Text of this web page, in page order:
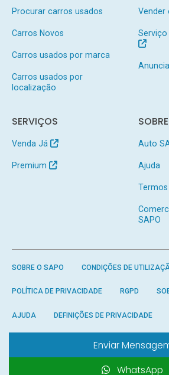
Enviar
WhatsApp
Procurar carros usados
Carros Novos
Carros usados por marca
Carros usados por
localização
Vender
Serviço
SERVIÇOS
Venda Já
Premium
Auto
Ajuda
SAPO
SOBRE O SAPO CONDIÇÕES DE
POLÍTICA DE PRIVACIDADE RGPD
AJUDA DEFINIÇÕES DE PRIVACIDADE